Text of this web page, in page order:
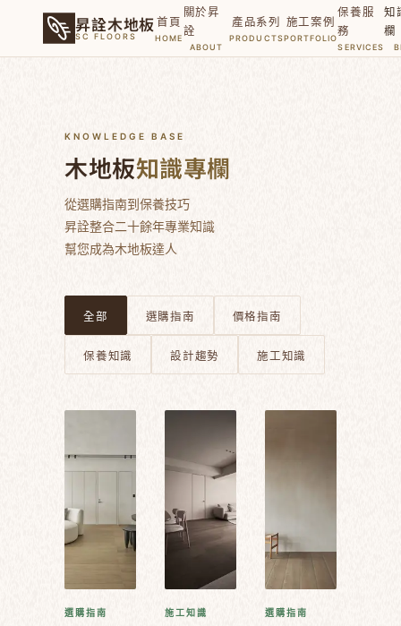
昇詮木地板
SC FLOORS
首頁
HOME
關於昇
詮
ABOUT
產品系列
PRODUCTS
施工案例
PORTFOLIO
保養服
務
SERVICES
知
欄
KNOWLEDGE BASE
木地板知識專欄
從選購指南到保養技巧
昇詮整合二十餘年專業知識
幫您成為木地板達人
全部 選購指南 價格指南
保養知識 設計趨勢 施工知識
選購指南 施工知識 選購指南